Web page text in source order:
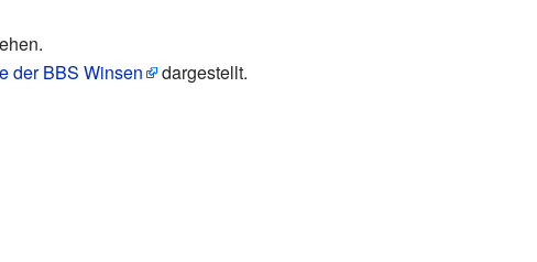
der BBS Winsen dargestellt.